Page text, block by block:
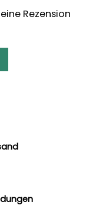
Rezension